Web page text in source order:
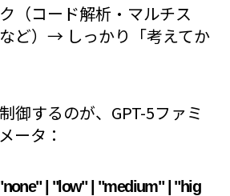
（コード解析・マルチス
ど）→ しっかり「考えてか
御するのが、GPT-5ファミ
ータ：
| "low" | "medium" | "hig